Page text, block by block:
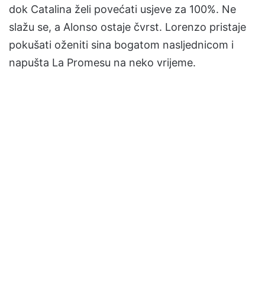
dok Catalina želi povećati usjeve za 100%. Ne
slažu se, a Alonso ostaje čvrst. Lorenzo pristaje
pokušati oženiti sina bogatom nasljednicom i
napušta La Promesu na neko vrijeme.